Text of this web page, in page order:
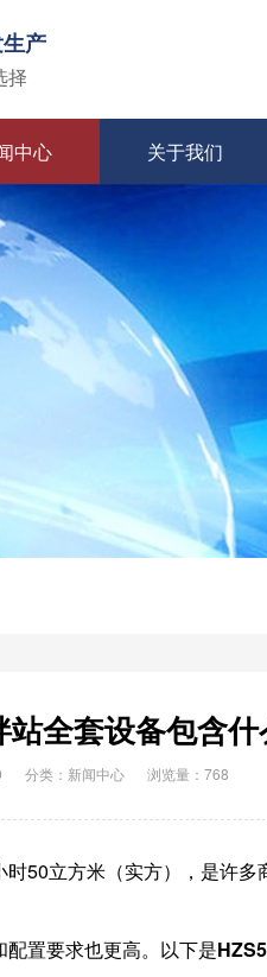
产
择
中心 关于我们
全套设备包含什
分类： 新闻中心 浏览量：768
50立方米（实方），是许
置要求也更高。以下是